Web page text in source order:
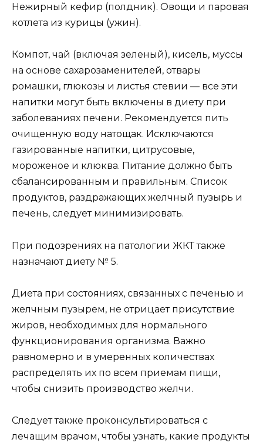
Нежирный кефир (полдник). Овощи и паровая
котлета из курицы (ужин).
Компот, чай (включая зеленый), кисель, муссы
на основе сахарозаменителей, отвары
ромашки, глюкозы и листья стевии — все эти
напитки могут быть включены в диету при
заболеваниях печени. Рекомендуется пить
очищенную воду натощак. Исключаются
газированные напитки, цитрусовые,
мороженое и клюква. Питание должно быть
сбалансированным и правильным. Список
продуктов, раздражающих желчный пузырь и
печень, следует минимизировать.
При подозрениях на патологии ЖКТ также
назначают диету № 5.
Диета при состояниях, связанных с печенью и
желчным пузырем, не отрицает присутствие
жиров, необходимых для нормального
функционирования организма. Важно
равномерно и в умеренных количествах
распределять их по всем приемам пищи,
чтобы снизить производство желчи.
Следует также проконсультироваться с
лечащим врачом, чтобы узнать, какие продукты